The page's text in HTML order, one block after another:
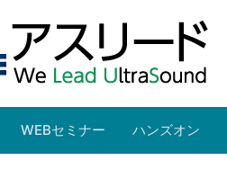
WEBセミナー ハンズオン